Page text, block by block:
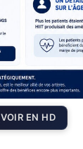
VOIR EN HD